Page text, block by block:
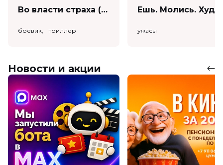
Во власти страха (18+)
боевик, триллер ужасы
Новости и акции